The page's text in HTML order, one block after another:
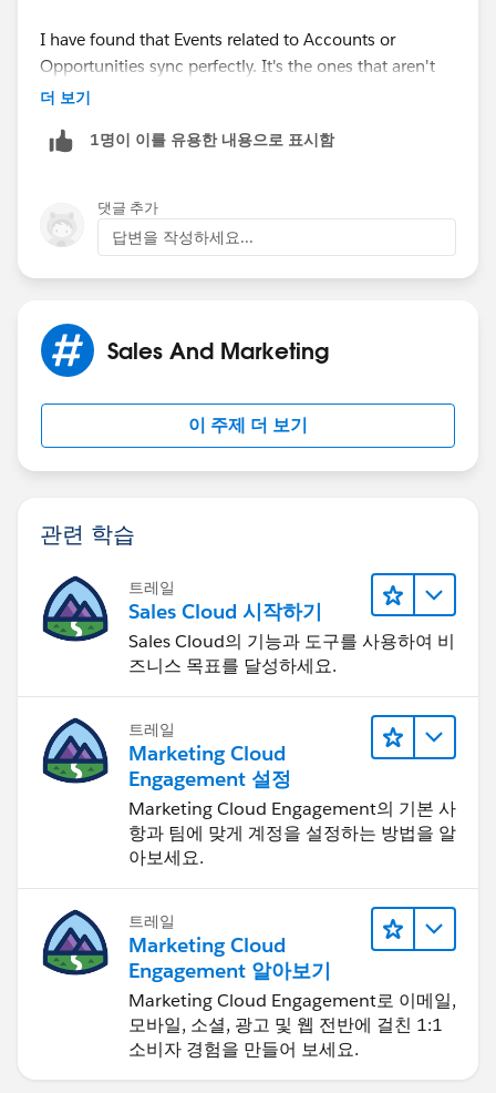
I have found that Events related to Accounts or
Opportunities sync perfectly. It's the ones that aren't
related to any Account or Opportunity that don't sync.
더 보기
1명이 이를 유용한 내용으로 표시함
댓글 추가
답변을 작성하세요...
Sales And Marketing
이 주제 더 보기
관련 학습
트레일
Sales Cloud 시작하기
Sales Cloud의 기능과 도구를 사용하여 비
즈니스 목표를 달성하세요.
트레일
Marketing Cloud
Engagement 설정
Marketing Cloud Engagement의 기본 사
항과 팀에 맞게 계정을 설정하는 방법을 알
아보세요.
트레일
Marketing Cloud
Engagement 알아보기
Marketing Cloud Engagement로 이메일,
모바일, 소셜, 광고 및 웹 전반에 걸친 1:1
소비자 경험을 만들어 보세요.